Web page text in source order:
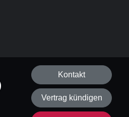
Kontakt
Vertrag kündigen